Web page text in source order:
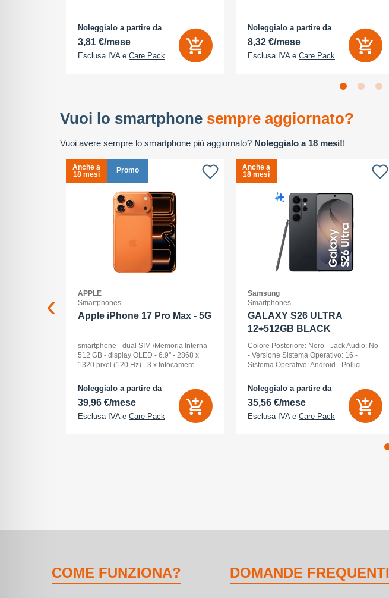
Noleggialo a partire da
3,81 €/mese
Esclusa IVA e Care Pack
Noleggialo a partire da
8,32 €/mese
Esclusa IVA e Care Pack
Vuoi lo smartphone sempre aggiornato?
Vuoi avere sempre lo smartphone più aggiornato? Noleggialo a 18 mesi!!
Anche a
18 mesi
Promo
APPLE
Smartphones
Apple iPhone 17 Pro Max - 5G
smartphone - dual SIM /Memoria Interna
512 GB - display OLED - 6.9" - 2868 x
1320 pixel (120 Hz) - 3 x fotocamere
camera 18 Megapixel - arancione
cosmico
Noleggialo a partire da
39,96 €/mese
Esclusa IVA e Care Pack
Anche a
18 mesi
Samsung
Smartphones
GALAXY S26 ULTRA
12+512GB BLACK
Colore Posteriore: Nero - Jack Audio: No
- Versione Sistema Operativo: 16 -
Sistema Operativo: Android - Pollici
AMOLED 2x - Memoria Interna (ROM):
512 GB - Espandibile fino a: 0 GB - Dual
Noleggialo a partire da
35,56 €/mese
Esclusa IVA e Care Pack
COME FUNZIONA? DOMANDE FREQUENTI